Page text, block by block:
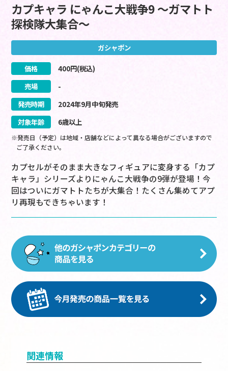
カプキャラ にゃんこ大戦争9 ～ガマトト
探検隊大集合～
ガシャポン
価格 400円(税込)
売場
-
発売時期
2024年9月中旬発売
対象年齢
6歳以上
※発売日（予定）は地域・店舗などによって異なる場合がございますので
ご了承ください。
カプセルがそのまま大きなフィギュアに変身する「カプ
キャラ」シリーズよりにゃんこ大戦争の9弾が登場！今
回はついにガマトトたちが大集合！たくさん集めてアプ
リ再現もできちゃいます！
関連情報